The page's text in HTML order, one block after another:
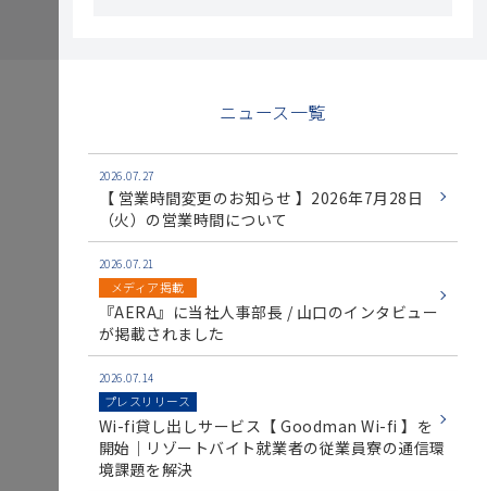
ニュース一覧
2026.07.27
【 営業時間変更のお知らせ 】2026年7月28日
（火）の営業時間について
2026.07.21
メディア掲載
『AERA』に当社人事部長 / 山口のインタビュー
が掲載されました
2026.07.14
プレスリリース
Wi-fi貸し出しサービス【 Goodman Wi-fi 】を
開始｜リゾートバイト就業者の従業員寮の通信環
境課題を解決